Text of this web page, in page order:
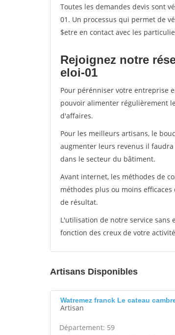
Toutes les demandes devis sont
01. Un processus qui permet de
$etre en contact avec les
Rejoignez notre
eloi-01
Pour pérénniser votre entreprise
pouvoir alimenter régulièrement
d'affaires.
Pour les meilleurs artisans, le
augmenter leurs revenus il
dans le secteur du bâtiment.
Avant internet, les méthodes de
méthodes plus ou moins
de résultat.
L'utilisation de notre service sans
fonction des creux de votre
Artisans Disponibles
Watremez franck Le cateau
Artisan
Département: 59